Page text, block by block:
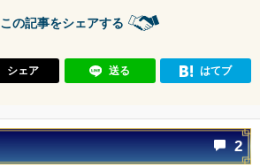
この記事をシェアする
シェア 送る はてブ
2